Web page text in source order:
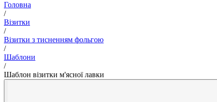
Головна
/
Візитки
/
Візитки з тисненням фольгою
/
Шаблони
/
Шаблон візитки м'ясної лавки